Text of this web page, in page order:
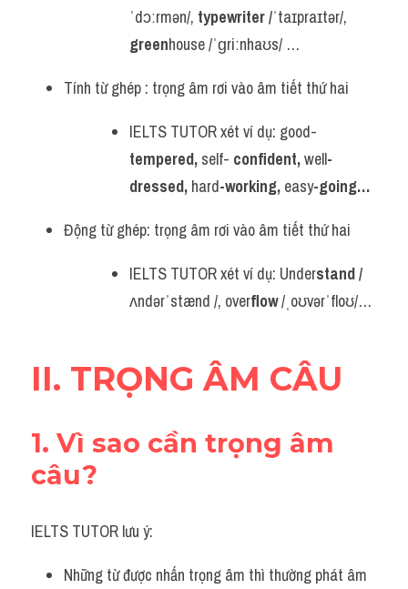
ˈdɔːrmən/, typewriter /
greenhouse /ˈɡriːnhaʊs/ …
Tính từ ghép : trọng âm rơi vào âm tiết thứ hai
IELTS TUTOR xét ví dụ: good-
tempered, self- confident, well-
dressed, hard-working, easy-going…
Động từ ghép: trọng âm rơi vào âm tiết thứ hai
IELTS TUTOR xét ví dụ: Understand /
ʌndərˈstænd /, overflow /ˌoʊvərˈfloʊ/…
II. TRỌNG ÂM CÂU
1. Vì sao cần trọng âm
câu?
IELTS TUTOR lưu ý:
Những từ được nhấn trọng âm thì thường phát âm